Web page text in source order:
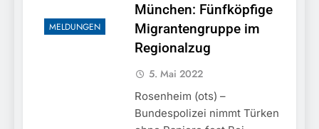
MELDUNGEN
München: Fünfköpfige
Migrantengruppe im
Regionalzug
5. Mai 2022
Rosenheim (ots) –
Bundespolizei nimmt Türken